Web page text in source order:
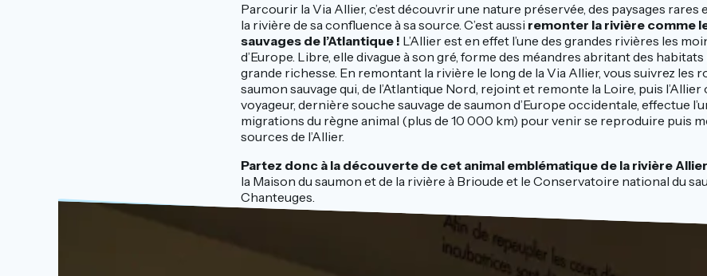
Parcourir la Via Allier, c’est découvrir une nature préservée, des paysages rares
la rivière de sa confluence à sa source. C’est aussi remonter la rivière comme
sauvages de l’Atlantique ! L’Allier est en effet l’une des grandes rivières les
d’Europe. Libre, elle divague à son gré, forme des méandres abritant des habitats
grande richesse. En remontant la rivière le long de la Via Allier, vous suivrez les
saumon sauvage qui, de l’Atlantique Nord, rejoint et remonte la Loire, puis l’Allier
voyageur, dernière souche sauvage de saumon d’Europe occidentale, effectue
migrations du règne animal (plus de 10 000 km) pour venir se reproduire puis
sources de l’Allier.
Partez donc à la découverte de cet animal emblématique de la rivière Allier
la Maison du saumon et de la rivière à Brioude et le Conservatoire national du
Chanteuges.